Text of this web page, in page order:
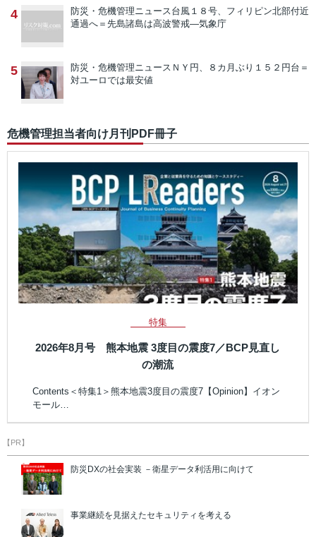
4 防災・危機管理ニュース台風１８号、フィリピン北部付近
通過へ＝先島諸島は高波警戒―気象庁
5 防災・危機管理ニュース ＮＹ円、８カ月ぶり１５２円台＝
対ユーロでは最安値
危機管理担当者向け月刊PDF冊子
特集
2026年8月号 熊本地震 3度目の震度7／BCP見直し
の潮流
Contents＜特集1＞熊本地震3度目の震度7【Opinion】イオン
モール…
【PR】
防災DXの社会実装 －衛星データ利活用に向けて
事業継続を見据えたセキュリティを考える